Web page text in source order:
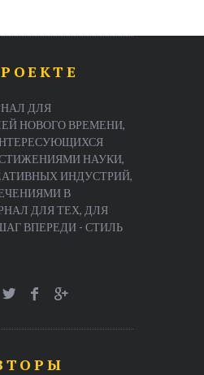
ДЛЯ
НОВОГО ВРЕМЕНИ,
НАУКИ,
ИНДУСТРИЙ,
В
ДЛЯ ТЕХ, ДЛЯ
ВПЕРЕДИ - СТИЛЬ